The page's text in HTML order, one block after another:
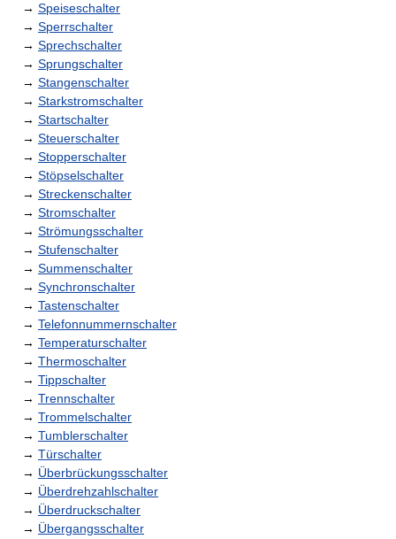
→ Speiseschalter
→ Sperrschalter
→ Sprechschalter
→ Sprungschalter
→ Stangenschalter
→ Starkstromschalter
→ Startschalter
→ Steuerschalter
→ Stopperschalter
→ Stöpselschalter
→ Streckenschalter
→ Stromschalter
→ Strömungsschalter
→ Stufenschalter
→ Summenschalter
→ Synchronschalter
→ Tastenschalter
→ Telefonnummernschalter
→ Temperaturschalter
→ Thermoschalter
→ Tippschalter
→ Trennschalter
→ Trommelschalter
→ Tumblerschalter
→ Türschalter
→ Überbrückungsschalter
→ Überdrehzahlschalter
→ Überdruckschalter
→ Übergangsschalter